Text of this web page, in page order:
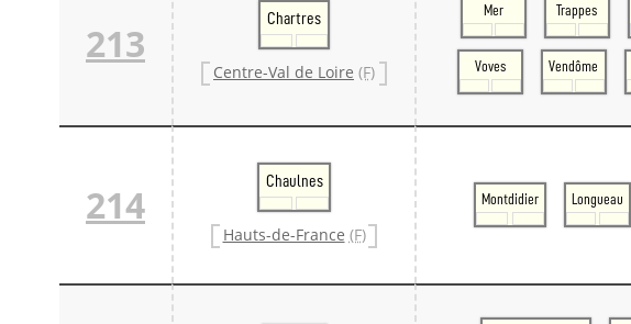
213
Chartres
Centre-Val de Loire (F)
Mer Trappes
Voves Vendôme
214
Chaulnes
Hauts-de-France (F)
Montdidier Longueau